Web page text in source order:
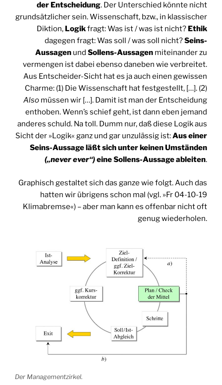
der Entscheidung. Der Unterschied könnte nicht
grundsätzlicher sein. Wissenschaft, bzw., in klassischer
Diktion, Logikfragt: Was ist / was ist nicht? Ethik
dagegen fragt: Was soll / was soll nicht?Seins-
Aussagen und Sollens-Aussagen miteinander zu
vermengen ist dabei ebenso daneben wie verbreitet.
Aus Entscheider-Sicht hat es ja auch einen gewissen
Charme: (1) Die Wissenschaft hat festgestellt, […]. (2)
Also müssen wir […]. Damit ist man der Entscheidung
enthoben. Wenn’s schief geht, ist dann eben jemand
anderes schuld. Na toll. Dumm nur, daß diese Logik aus
Sicht der »Logik« ganz und gar unzulässig ist:Aus einer
Seins-Aussage läßt sich unter keinen Umständen
(„never ever“)eine Sollens-Aussage ableiten.
Graphisch gestaltet sich das ganze wie folgt. Auch das
hatten wir übrigens schon mal (vgl. »Fr 04-10-19
Klimabremse«) – aber man kann es offenbar nicht oft
genug wiederholen.
Der Managementzirkel.